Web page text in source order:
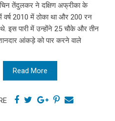
तेंदुलकर ने दक्षिण अफ्रीका के
वर्ष 2010 में ठोका था और 200 रन
इस पारी में उन्होंने 25 चौके और तीन
आंकड़े को पार करने वाले
Read More